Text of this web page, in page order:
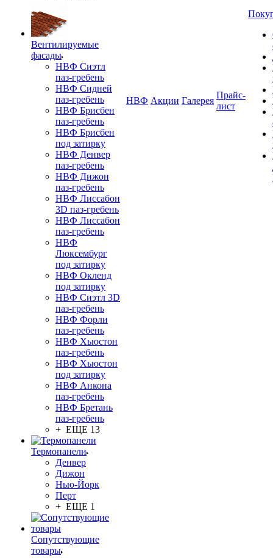
Вентилируемые
фасады
НВФ Сиэтл
паз-гребень
НВФ Сидней
паз-гребень
НВФ Брисбен
паз-гребень
НВФ Брисбен
под затирку
НВФ Денвер
паз-гребень
НВФ Дижон
паз-гребень
НВФ Лиссабон
3D паз-гребень
НВФ Лиссабон
паз-гребень
НВФ
Люксембург
под затирку
НВФ Окленд
под затирку
НВФ Сиэтл 3D
паз-гребень
НВФ Форли
паз-гребень
НВФ Хьюстон
паз-гребень
НВФ Хьюстон
под затирку
НВФ Анкона
паз-гребень
НВФ Бретань
паз-гребень
+ ЕЩЕ 13
Термопанели
Денвер
Дижон
Нью-Йорк
Перт
+ ЕЩЕ 1
Сопутствующие
товары
НВФ Акции Галерея
Прайс-
лист